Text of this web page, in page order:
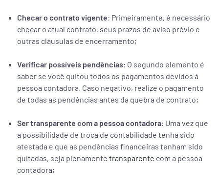
Checar o contrato vigente: Primeiramente, é necessário
checar o atual contrato, seus prazos de aviso prévio e
outras cláusulas de encerramento;
Verificar possíveis pendências: O segundo elemento é
saber se você quitou todos os pagamentos devidos à
pessoa contadora. Caso negativo, realize o pagamento
de todas as pendências antes da quebra de contrato;
Ser transparente com a pessoa contadora: Uma vez que
a possibilidade de troca de contabilidade tenha sido
atestada e que as pendências financeiras tenham sido
quitadas, seja plenamente transparente com a pessoa
contadora;